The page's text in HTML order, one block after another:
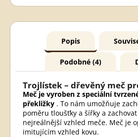
Popis
Podobné (4)
Trojlístek – dřevěný meč
Meč je vyroben z speciální
překližky . To nám umožňuje
poměru tloušťky a šířky a
nejreálnější vzhled meče. Meč je
imitujícím vzhled kovu.